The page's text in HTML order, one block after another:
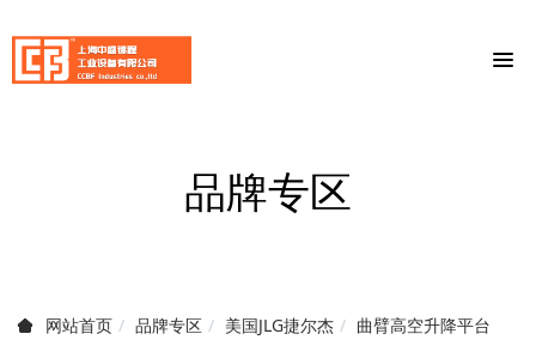
品牌专区
网站首页 品牌专区 美国JLG捷尔杰 曲臂高空升降平台